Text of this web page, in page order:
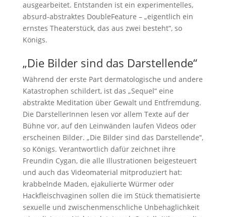
ausgearbeitet. Entstanden ist ein experimentelles,
absurd-abstraktes DoubleFeature – „eigentlich ein
ernstes Theaterstück, das aus zwei besteht“, so
Königs.
„Die Bilder sind das Darstellende“
Während der erste Part dermatologische und andere
Katastrophen schildert, ist das „Sequel“ eine
abstrakte Meditation über Gewalt und Entfremdung.
Die DarstellerInnen lesen vor allem Texte auf der
Bühne vor, auf den Leinwänden laufen Videos oder
erscheinen Bilder. „Die Bilder sind das Darstellende“,
so Königs. Verantwortlich dafür zeichnet ihre
Freundin Cygan, die alle Illustrationen beigesteuert
und auch das Videomaterial mitproduziert hat:
krabbelnde Maden, ejakulierte Würmer oder
Hackfleischvaginen sollen die im Stück thematisierte
sexuelle und zwischenmenschliche Unbehaglichkeit